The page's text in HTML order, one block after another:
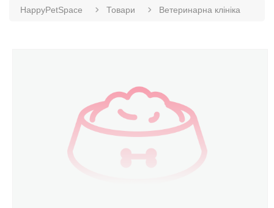
HappyPetSpace Товари Ветеринарна клініка